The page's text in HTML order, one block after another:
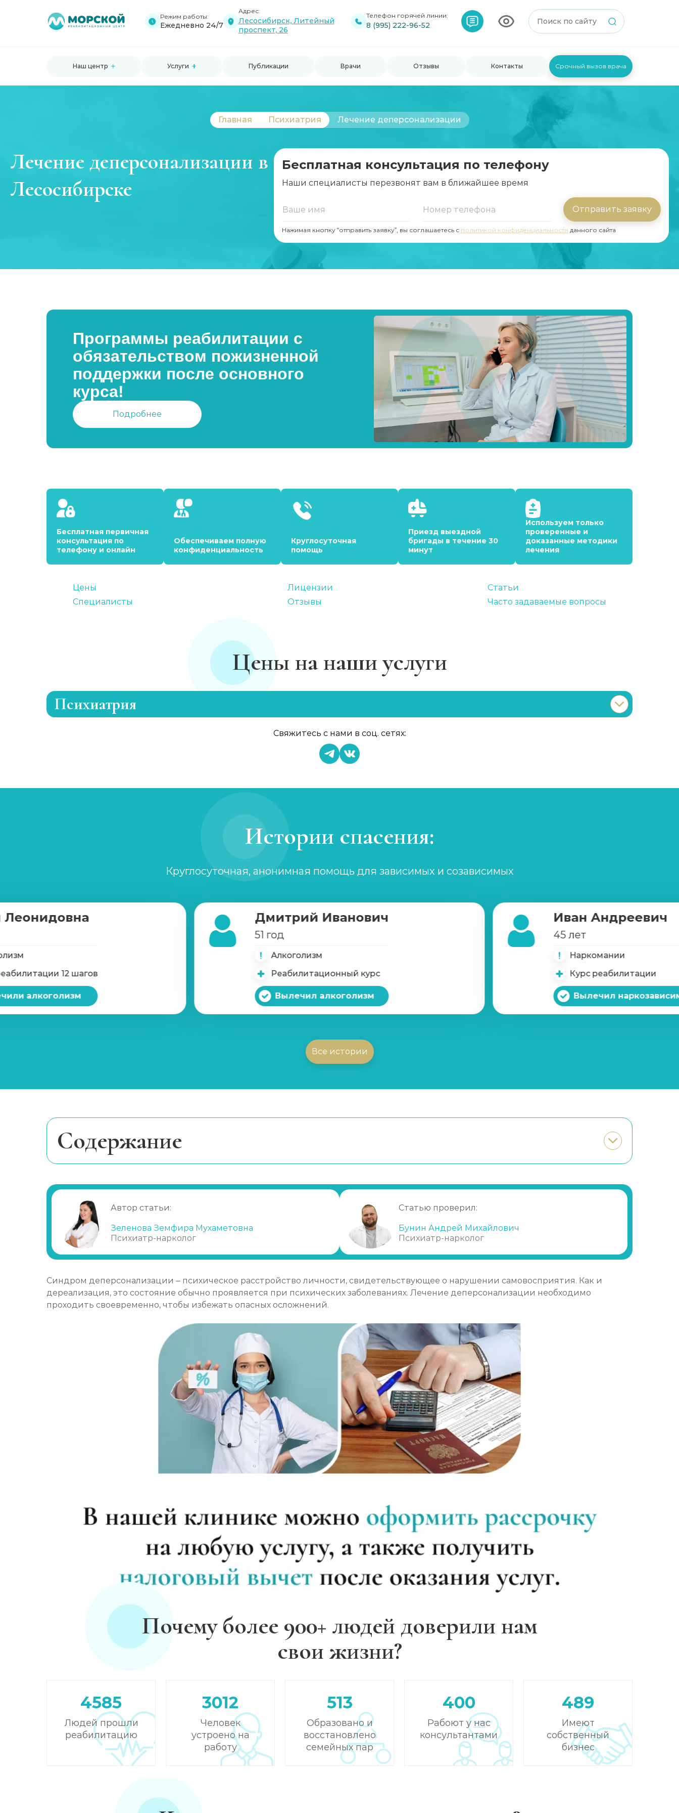
Режим работы:
Ежедневно 24/7
Адрес:
Лесосибирск, Литейный
проспект, 26
Телефон горячей линии:
8 (995) 222-96-52
Наш центр Услуги Публикации Врачи Отзывы Контакты Срочный вызов врача
Главная Психиатрия Лечение деперсонализации
Лечение деперсонализации в
Лесосибирске
Бесплатная консультация по телефону
Наши специалисты перезвонят вам в ближайшее время
Отправить заявку
Нажимая кнопку “отправить заявку”, вы соглашаетесь с политикой конфиденциальности данного сайта
Программы реабилитации с
обязательством пожизненной
поддержки после основного
курса!
Подробнее
Бесплатная первичная
консультация по
телефону и онлайн
Обеспечиваем полную
конфиденциальность
Круглосуточная
помощь
Приезд выездной
бригады в течение 30
минут
Используем только
проверенные и
доказанные методики
лечения
Цены
Специалисты
Лицензии
Отзывы
Статьи
Часто задаваемые вопросы
Цены на наши услуги
Психиатрия
Свяжитесь с нами в соц. сетях:
Истории спасения:
Круглосуточная, анонимная помощь для зависимых и созависимых
12 шагов
алкоголизм
Дмитрий Иванович
51 год
Алкоголизм
Реабилитационный курс
Вылечил алкоголизм
Иван Андреевич
45 лет
Наркомании
Курс реабилитации
Вылечил
Все истории
Cодержание
Лекарственная терапия
Психотерапия
Другие методы
Правила профилактики
Преимущества лечения в частной клинике
Автор статьи:
Зеленова Земфира Мухаметовна
Психиатр-нарколог
Статью проверил:
Бунин Андрей Михайлович
Психиатр-нарколог
Синдром деперсонализации – психическое расстройство личности, свидетельствующее о нарушении самовосприятия. Как и
дереализация, это состояние обычно проявляется при психических заболеваниях. Лечение деперсонализации необходимо
проходить своевременно, чтобы избежать опасных осложнений.
Почему более 900+ людей доверили нам
свои жизни?
4585
Людей прошли
реабилитацию
3012
Человек
устроено на
работу
513
Образовано и
восстановлено
семейных пар
400
Рабоют у нас
консультантами
489
Имеют
собственный
бизнес